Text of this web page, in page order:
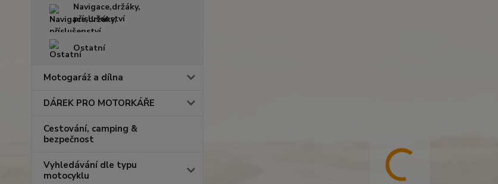
Navigace,držáky,
příslušenství
Ostatní
Motogaráž a dílna
DÁREK PRO MOTORKÁŘE
Cestování, camping &
bezpečnost
Vyhledávání dle typu
motocyklu